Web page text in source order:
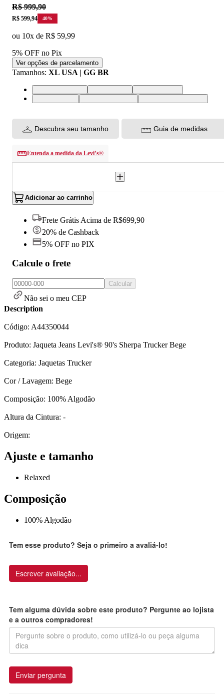
Original price:
R$ 999,90
Price:
R$ 599,94 40%
ou 10x de R$ 59,99
5% OFF no Pix
Ver opções de parcelamento
Tamanhos: XL USA | GG BR
XS USA | PP BRS USA | P BRM USA | M BR
L USA | G BRXL USA | GG BRXXL USA | EGG BR
Descubra seu tamanho Guia de medidas
Entenda a medida da Levi’s®
Adicionar ao carrinho
Frete Grátis Acima de R$699,90
20% de Cashback
5% OFF no PIX
Calcule o frete
Calcular
Não sei o meu CEP
Description
Código: A44350044
Produto: Jaqueta Jeans Levi's® 90's Sherpa Trucker Bege
Categoria: Jaquetas Trucker
Cor / Lavagem: Bege
Composição: 100% Algodão
Altura da Cintura: -
Origem:
Ajuste e tamanho
Relaxed
Composição
100% Algodão
Tem esse produto? Seja o primeiro a avaliá-lo!
Escrever avaliação...
Tem alguma dúvida sobre este produto? Pergunte ao lojista
e a outros compradores!
Enviar pergunta